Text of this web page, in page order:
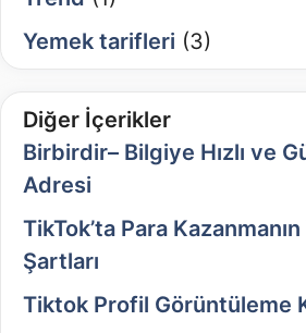
Yemek tarifleri (3)
Diğer İçerikler
Birbirdir– Bilgiye Hızlı ve
Adresi
TikTok’ta Para Kazanmanın
Şartları
Tiktok Profil Görüntüleme